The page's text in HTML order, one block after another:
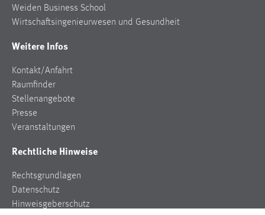
Weiden Business School
Wirtschaftsingenieurwesen und Gesundheit
Weitere Infos
Kontakt/Anfahrt
Raumfinder
Stellenangebote
Presse
Veranstaltungen
Rechtliche Hinweise
Rechtsgrundlagen
Datenschutz
Hinweisgeberschutz